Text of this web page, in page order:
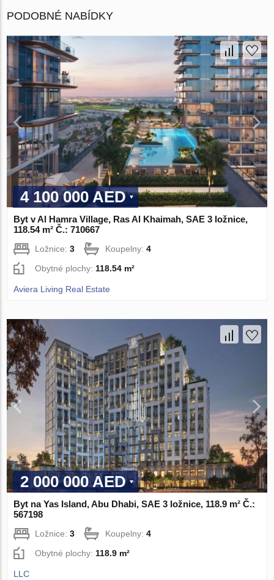
PODOBNÉ NABÍDKY
4 100 000 AED
Byt v Al Hamra Village, Ras Al Khaimah, SAE 3 ložnice,
118.54 m² Č.: 710667
Ložnice:3 Koupelny:4
Obytné plochy:118.54 m²
Aviera Living Real Estate
2 000 000 AED
Byt na Yas Island, Abu Dhabi, SAE 3 ložnice, 118.9 m² Č.:
567198
Ložnice:3 Koupelny:4
Obytné plochy: 118.9 m²
LLC